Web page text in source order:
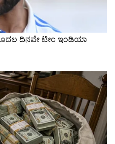
ಬೇಡ: ಮಂಗಳೂರು
ಪ್ರಾಣ":
| Rishab
News
ಇಳಿಕೆ: ಮೋದಿ-
India US